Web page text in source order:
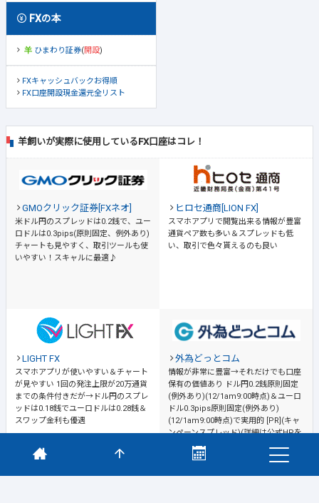
FXの本
ひまわり証券(開設)
FXキャッシュバックお得順
FX口座開設現金還元全リスト
羊飼いが実際に使用しているFX口座はコレ！
GMOクリック証券[FXネオ]
米ドル円のスプレッドは0.2銭で、ユー
ロドルは0.3pips(原則固定、例外あり)
チャートも見やすく、取引ツールも使
いやすい！スキャルに最適♪
ヒロセ通商[LION FX]
スマホアプリで閲覧出来る情報が豊富
通貨ペア数も多い＆スプレッドも低
い、取引で色々貰えるのも良い
LIGHT FX
スマホアプリが使いやすい＆チャート
が見やすい 1回の発注上限が20万通貨
までの条件付きだが→ドル円のスプレ
ッドは0.18銭でユーロドルは0.28銭＆
スワップ金利も優遇
外為どっとコム
情報が非常に豊富→それだけでも口座
保有の価値あり
ドル円0.2銭原則固定
(例外あり)(12/1am9:00時点)＆ユーロ
ドル0.3pips原則固定(例外あり)
(12/1am9:00時点)で実用的 [PR](キャ
ンペーンスプレッド)(詳細は公式HPを
ご確認ください)